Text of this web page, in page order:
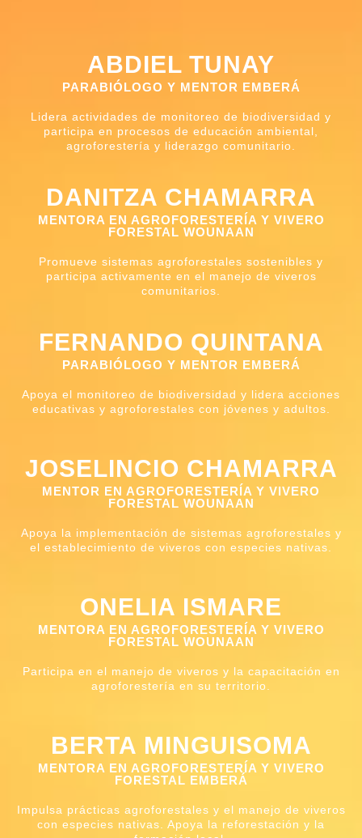
ABDIEL TUNAY
PARABIÓLOGO Y MENTOR EMBERÁ
Lidera actividades de monitoreo de biodiversidad y
participa en procesos de educación ambiental,
agroforestería y liderazgo comunitario.
DANITZA CHAMARRA
MENTORA EN AGROFORESTERÍA Y VIVERO
FORESTAL WOUNAAN
Promueve sistemas agroforestales sostenibles y
participa activamente en el manejo de viveros
comunitarios.
FERNANDO QUINTANA
PARABIÓLOGO Y MENTOR EMBERÁ
Apoya el monitoreo de biodiversidad y lidera acciones
educativas y agroforestales con jóvenes y adultos.
JOSELINCIO CHAMARRA
MENTOR EN AGROFORESTERÍA Y VIVERO
FORESTAL WOUNAAN
Apoya la implementación de sistemas agroforestales y
el establecimiento de viveros con especies nativas.
ONELIA ISMARE
MENTORA EN AGROFORESTERÍA Y VIVERO
FORESTAL WOUNAAN
Participa en el manejo de viveros y la capacitación en
agroforestería en su territorio.
BERTA MINGUISOMA
MENTORA EN AGROFORESTERÍA Y VIVERO
FORESTAL EMBERÁ
Impulsa prácticas agroforestales y el manejo de viveros
con especies nativas. Apoya la reforestación y la